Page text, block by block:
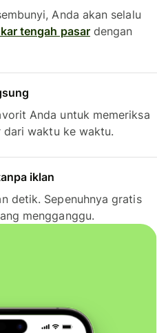
Anda akan selalu
tengah pasardengan
Anda untuk memeriksa
dari waktu ke waktu.
iklan
detik. Sepenuhnya gratis
mengganggu.